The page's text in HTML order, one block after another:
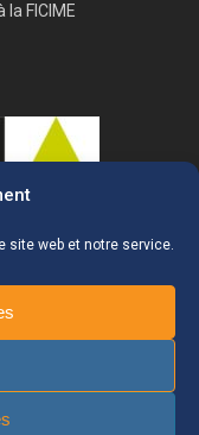
site web et notre service.
la FICIME